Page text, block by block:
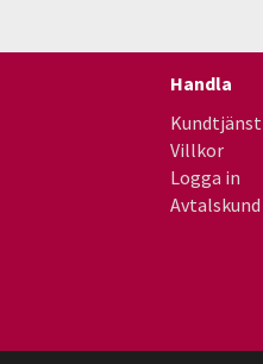
Handla
Kundtjänst
Villkor
Logga in
Avtalskund